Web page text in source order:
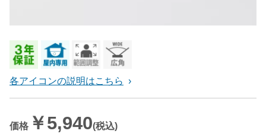
各アイコンの説明はこちら
価格 ￥5,940(税込)